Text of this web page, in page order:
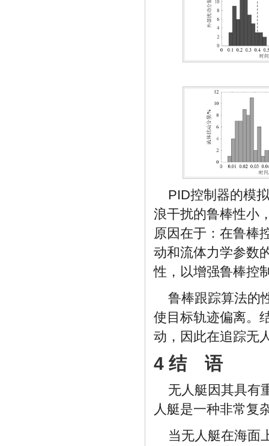
PID控制器的模
浪干扰的鲁棒性小
原因在于：在鲁棒
动和流体力学参数
性，以增强鲁棒控
鲁棒跟踪算法的
使目标轨迹偏离。
动，因此在追踪无
4 结 语
无人艇因其具有
人艇是一种非常复
当无人艇在海面